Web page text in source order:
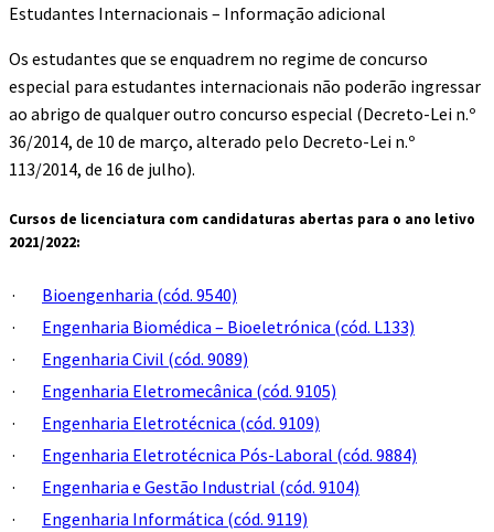
Estudantes Internacionais – Informação adicional
Os estudantes que se enquadrem no regime de concurso
especial para estudantes internacionais não poderão ingressar
ao abrigo de qualquer outro concurso especial (Decreto-Lei n.º
36/2014, de 10 de março, alterado pelo Decreto-Lei n.º
113/2014, de 16 de julho).
Cursos de licenciatura com candidaturas abertas para o ano letivo
2021/2022:
· Bioengenharia (cód. 9540)
· Engenharia Biomédica – Bioeletrónica (cód. L133)
· Engenharia Civil (cód. 9089)
· Engenharia Eletromecânica (cód. 9105)
· Engenharia Eletrotécnica (cód. 9109)
· Engenharia Eletrotécnica Pós-Laboral (cód. 9884)
· Engenharia e Gestão Industrial (cód. 9104)
· Engenharia Informática (cód. 9119)